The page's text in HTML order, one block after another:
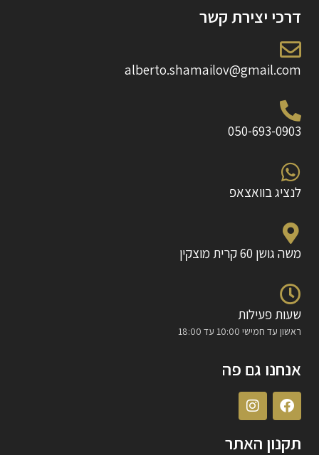
דרכי יצירת קשר
alberto.shamailov@gmail.com
050-693-0903
לנציג בוואצאפ
משה גושן 60 קרית מוצקין
שעות פעילות
ראשון עד חמישי 10:00 עד 18:00
אנחנו גם פה
תקנון האתר